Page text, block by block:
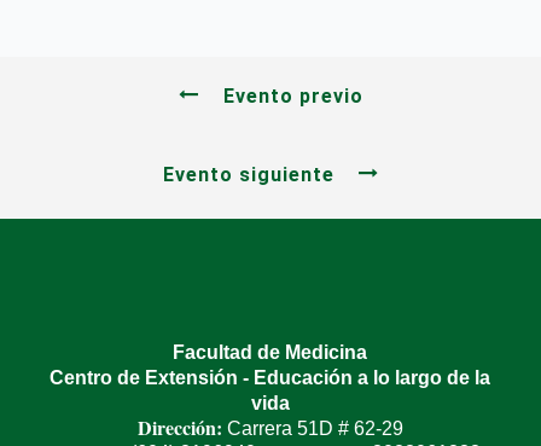
Evento previo
Evento siguiente
Facultad de Medicina
Centro de Extensión - Educación a lo largo de la
vida
Dirección: Carrera 51D # 62-29